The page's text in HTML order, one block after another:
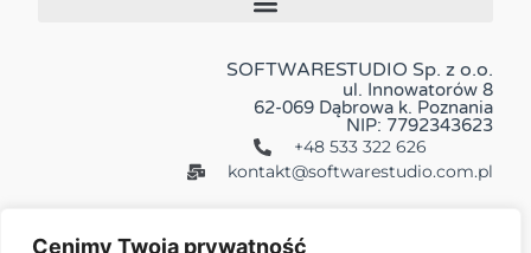
Cenimy Twoją prywatność
SOFTWARESTUDIO Sp. z o.o.
ul. Innowatorów 8
62-069 Dąbrowa k. Poznania
NIP: 7792343623
+48 533 322 626
kontakt@softwarestudio.com.pl